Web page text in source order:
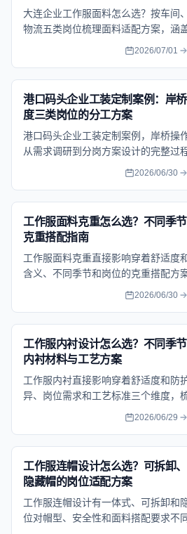
大连企业工作服面料怎么选？按车间
物流五类岗位梳理面料适配方案，涵
2026/07/01
港口码头企业工装定制案例：岸
度三类岗位的分工方案
港口码头企业工装定制案例，岸桥操
从需求调研到分岗方案设计的完整过
2026/06/30
工作服面料克重怎么选？不同季
克重搭配指南
工作服面料克重直接影响穿着舒适度
含义、不同季节和岗位的克重搭配方
2026/06/30
工作服内衬设计怎么选？不同季
内衬材料与工艺方案
工作服内衬直接影响穿着舒适度和防
异、岗位需求和工艺标准三个维度，
2026/06/29
工作服连帽设计怎么选？可拆卸
隐藏帽的岗位适配方案
工作服连帽设计有一体式、可拆卸和
位对帽型、安全性和面料搭配要求不